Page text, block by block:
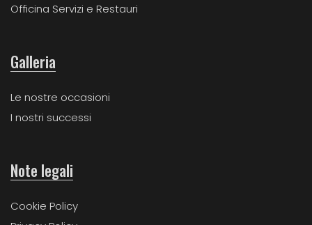
Officina Servizi e Restauri
Galleria
Le nostre occasioni
I nostri successi
Note legali
Cookie Policy